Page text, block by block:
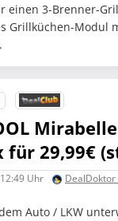
einen 3-Brenner-
Grillküchen-Modul
für 29,99€
Uhr DealDoktor
Auto / LKW